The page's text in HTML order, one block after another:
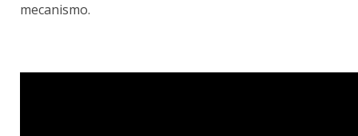
mecanismo.